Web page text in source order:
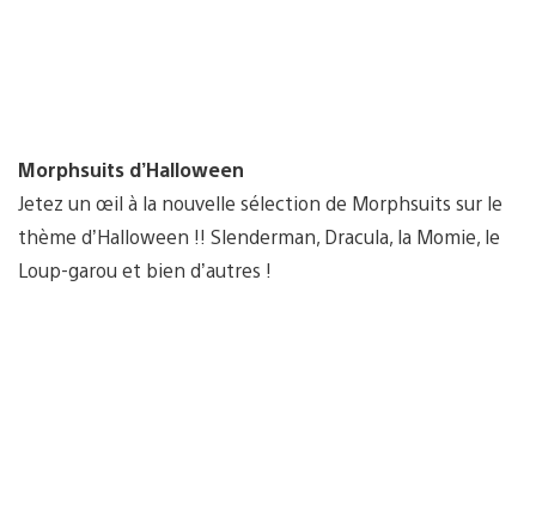
Morphsuits d’Halloween
Jetez un œil à la nouvelle sélection de Morphsuits sur le
thème d’Halloween !! Slenderman, Dracula, la Momie, le
Loup-garou et bien d’autres !